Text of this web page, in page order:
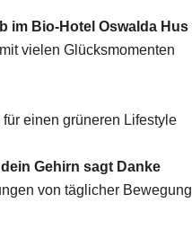
im Bio-Hotel Oswalda Hus
vielen Glücksmomenten
einen grüneren Lifestyle
Gehirn sagt Danke
von täglicher Bewegung